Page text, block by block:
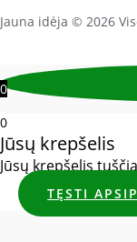
Jauna idėja © 2026
0
0
Jūsų krepšelis
Jūsų krepšelis
TĘSTI